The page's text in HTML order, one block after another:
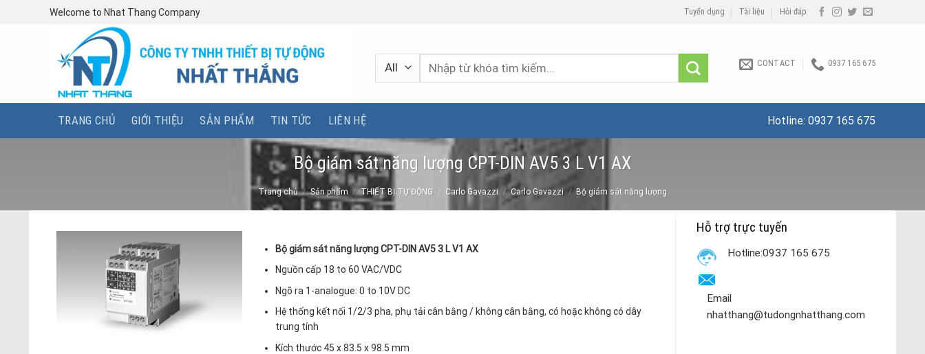
Welcome to Nhat Thang Company Tuyển dụng Tài liệu Hỏi đáp
Tìm
CONTACT 0937 165 675
TRANG CHỦ GIỚI THIỆU SẢN PHẨM TIN TỨC LIÊN HỆ Hotline: 0937 165 675
Bộ giám sát năng lượng CPT-DIN AV5 3 L V1 AX
Trang chủ / Sản phẩm / THIẾT BỊ TỰ ĐỘNG / Carlo Gavazzi / Carlo Gavazzi / Bộ giám sát năng lượng
Hỗ trợ trực tuyến
Hotline:0937 165 675
Email
nhatthang@tudongnhatthang.com
Bộ giám sát năng lượng CPT-DIN AV5 3 L V1 AX
Nguồn cấp 18 to 60 VAC/VDC
Ngõ ra 1-analogue: 0 to 10V DC
Hệ thống kết nối 1/2/3 pha, phụ tải cân bằng / không cân bằng, có hoặc không có dây
trung tính
Kích thước 45 x 83.5 x 98.5 mm